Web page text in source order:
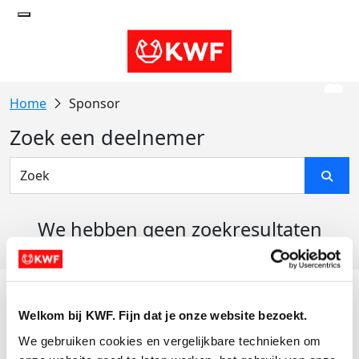
Welkom bij KWF. Fijn dat je onze website bezoekt.
We gebruiken cookies en vergelijkbare technieken om
Sponsor
Zoek een deelnemer
We hebben geen zoekresultaten
Actiematerialen
Evenementen